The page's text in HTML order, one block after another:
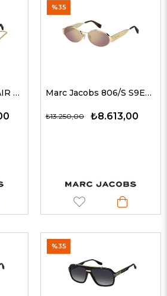
Marc Jacobs 496/S AIR RHLIR 57 G Kadın Güneş Gözlükleri Marc Jacobs 806/S S9ESZ 58 G Kadın Güneş Gözlükleri
₺8.613,00
₺13.250,00
%35
%35